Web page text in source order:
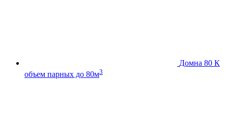
Домна 80 К
объем парных до 80м3